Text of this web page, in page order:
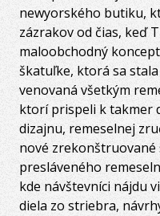
newyorského butiku,
zázrakov od čias, keď
maloobchodný
škatuľke, ktorá sa
venovaná všetkým
ktorí prispeli k takmer
dizajnu, remeselnej
nové
presláveného
kde návštevníci nájdu
diela zo striebra,